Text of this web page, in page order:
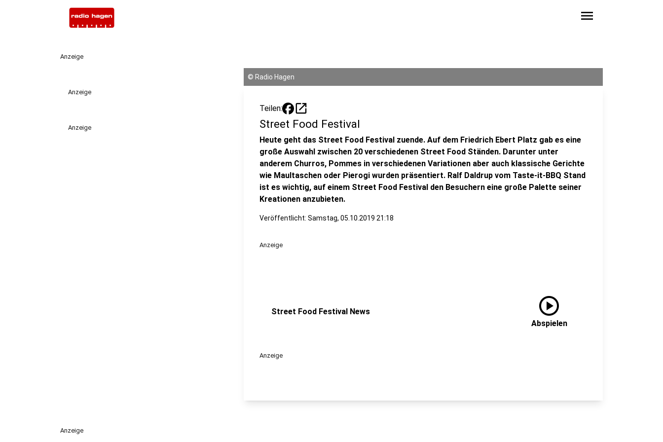
menu
Anzeige
Anzeige
Anzeige
© Radio Hagen
Teilen: open_in_new
Street Food Festival
Heute geht das Street Food Festival zuende. Auf dem Friedrich Ebert Platz gab es eine
große Auswahl zwischen 20 verschiedenen Street Food Ständen. Darunter unter
anderem Churros, Pommes in verschiedenen Variationen aber auch klassische Gerichte
wie Maultaschen oder Pierogi wurden präsentiert. Ralf Daldrup vom Taste-it-BBQ Stand
ist es wichtig, auf einem Street Food Festival den Besuchern eine große Palette seiner
Kreationen anzubieten.
Veröffentlicht: Samstag, 05.10.2019 21:18
Anzeige
Street Food Festival News play_circle
Abspielen
Anzeige
Anzeige